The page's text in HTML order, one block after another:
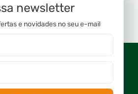
newsletter
e novidades no seu e-mail